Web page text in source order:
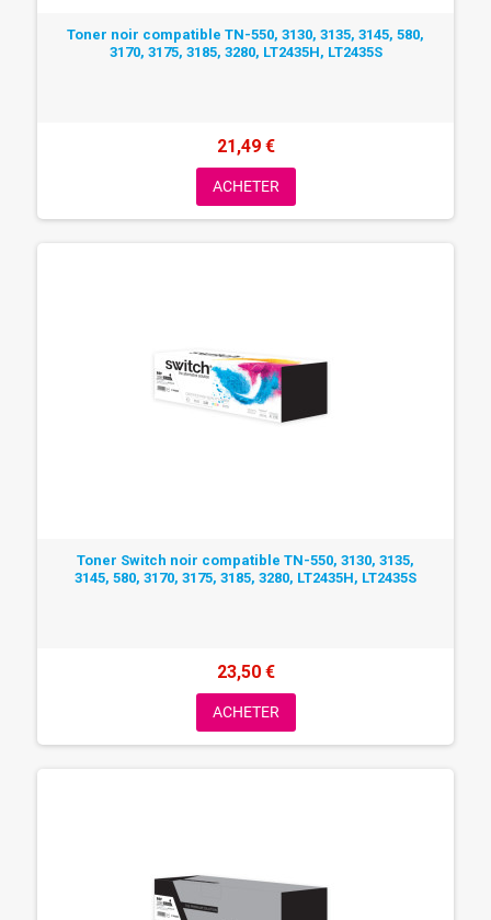
Toner noir compatible TN-550, 3130, 3135, 3145, 580,
3170, 3175, 3185, 3280, LT2435H, LT2435S
21,49 €
ACHETER
Toner Switch noir compatible TN-550, 3130, 3135,
3145, 580, 3170, 3175, 3185, 3280, LT2435H, LT2435S
23,50 €
ACHETER